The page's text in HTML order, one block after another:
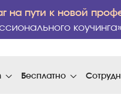
на пути к новой
коучинга»
Бесплатно